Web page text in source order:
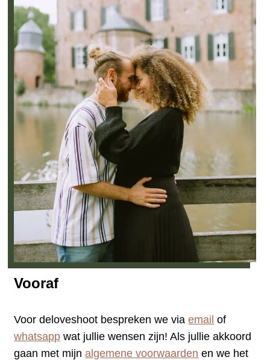
Vooraf
Voor deloveshoot bespreken we viaemail of
whatsapp wat jullie wensen zijn! Als jullie akkoord
gaan met mijnalgemene voorwaarden en we het